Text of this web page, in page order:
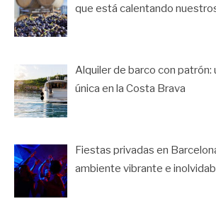
que está calentando
Alquiler de barco con patrón:
única en la Costa Brava
Fiestas privadas en
ambiente vibrante e